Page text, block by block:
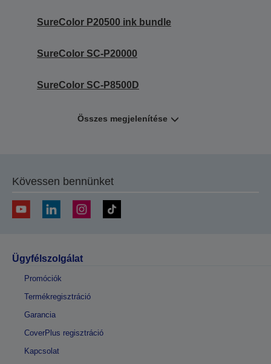
SureColor P20500 ink bundle
SureColor SC-P20000
SureColor SC-P8500D
Összes megjelenítése
Kövessen bennünket
Ügyfélszolgálat
Promóciók
Termékregisztráció
Garancia
CoverPlus regisztráció
Kapcsolat